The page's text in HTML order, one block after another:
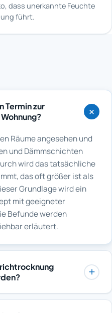
dass unerkannte Feuchte
führt.
Termin zur
Räume angesehen und
und Dämmschichten
wird das tatsächliche
das oft größer ist als
Grundlage wird ein
mit geeigneter
Befunde werden
erläutert.
die durchfeuchteten